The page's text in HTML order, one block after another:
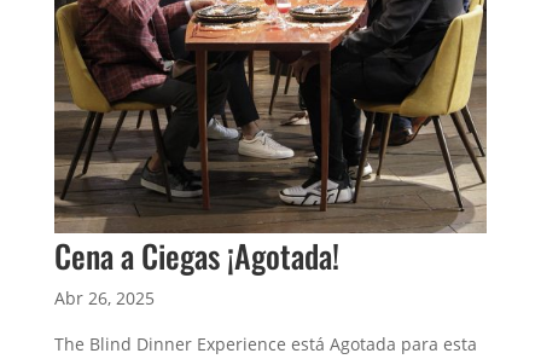
Cena a Ciegas ¡Agotada!
Abr 26, 2025
The Blind Dinner Experience está Agotada para esta